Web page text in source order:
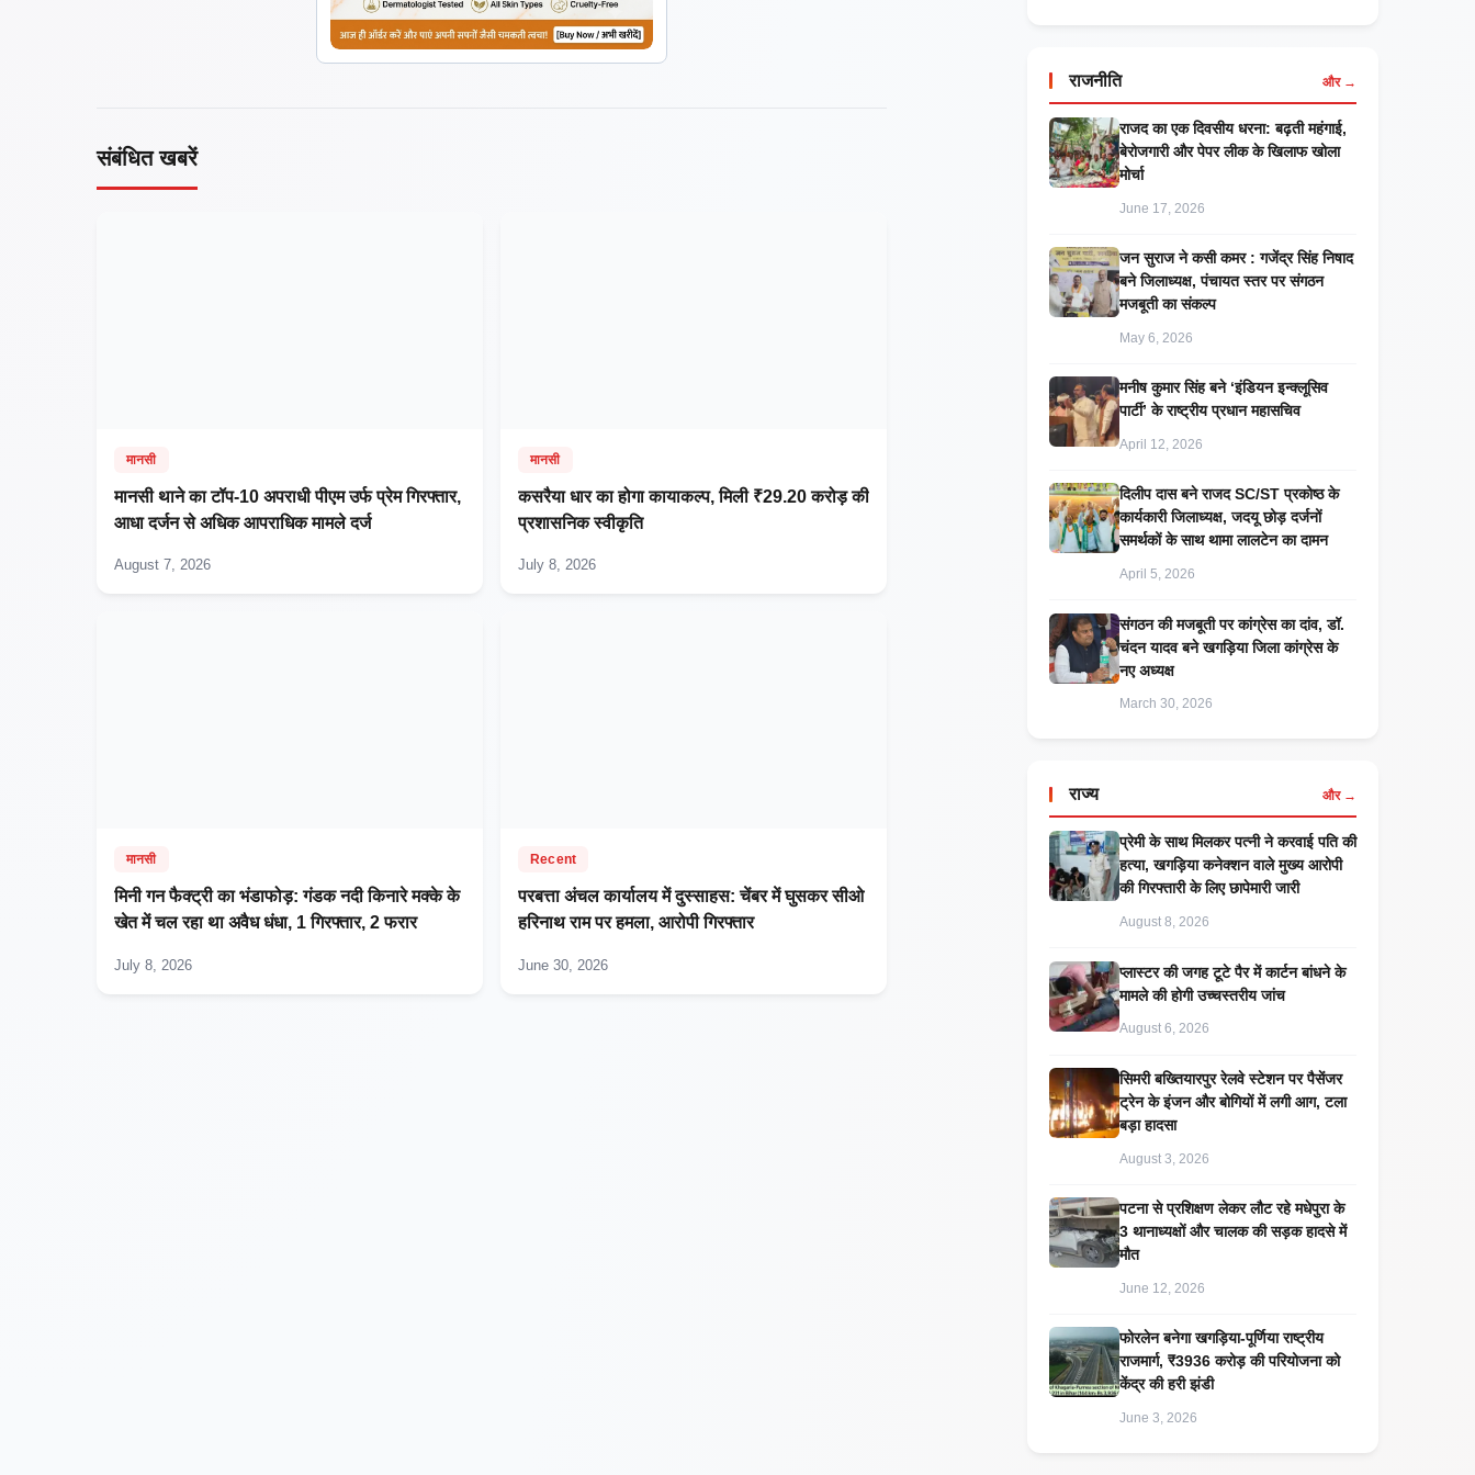
संबंधित खबरें
मानसी
मानसी थाने का टॉप-10 अपराधी पीएम उर्फ प्रेम गिरफ्तार,
आधा दर्जन से अधिक आपराधिक मामले दर्ज
August 7, 2026
मानसी
कसरैया धार का होगा कायाकल्प, मिली ₹29.20 करोड़ की
प्रशासनिक स्वीकृति
July 8, 2026
मानसी
मिनी गन फैक्ट्री का भंडाफोड़: गंडक नदी किनारे मक्के के
खेत में चल रहा था अवैध धंधा, 1 गिरफ्तार, 2 फरार
July 8, 2026
Recent
परबत्ता अंचल कार्यालय में दुस्साहस: चेंबर में घुसकर सीओ
हरिनाथ राम पर हमला, आरोपी गिरफ्तार
June 30, 2026
राजनीति और →
राजद का एक दिवसीय धरना: बढ़ती महंगाई,
बेरोजगारी और पेपर लीक के खिलाफ खोला
मोर्चा
June 17, 2026
जन सुराज ने कसी कमर : गजेंद्र सिंह निषाद
बने जिलाध्यक्ष, पंचायत स्तर पर संगठन
मजबूती का संकल्प
May 6, 2026
मनीष कुमार सिंह बने ‘इंडियन इन्क्लूसिव
पार्टी’ के राष्ट्रीय प्रधान महासचिव
April 12, 2026
दिलीप दास बने राजद SC/ST प्रकोष्ठ के
कार्यकारी जिलाध्यक्ष, जदयू छोड़ दर्जनों
समर्थकों के साथ थामा लालटेन का दामन
April 5, 2026
संगठन की मजबूती पर कांग्रेस का दांव, डॉ.
चंदन यादव बने खगड़िया जिला कांग्रेस के
नए अध्यक्ष
March 30, 2026
राज्य और →
प्रेमी के साथ मिलकर पत्नी ने करवाई पति की
हत्या, खगड़िया कनेक्शन वाले मुख्य आरोपी
की गिरफ्तारी के लिए छापेमारी जारी
August 8, 2026
प्लास्टर की जगह टूटे पैर में कार्टन बांधने के
मामले की होगी उच्चस्तरीय जांच
August 6, 2026
सिमरी बख्तियारपुर रेलवे स्टेशन पर पैसेंजर
ट्रेन के इंजन और बोगियों में लगी आग, टला
बड़ा हादसा
August 3, 2026
पटना से प्रशिक्षण लेकर लौट रहे मधेपुरा के
3 थानाध्यक्षों और चालक की सड़क हादसे में
मौत
June 12, 2026
​फोरलेन बनेगा खगड़िया-पूर्णिया राष्ट्रीय
राजमार्ग, ₹3936 करोड़ की परियोजना को
केंद्र की हरी झंडी
June 3, 2026